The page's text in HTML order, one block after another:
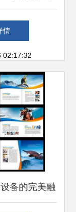
制造新格局
情
02:17:32
备的完美融